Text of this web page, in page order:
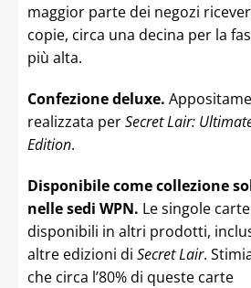
maggior parte dei negozi
copie, circa una decina per la
più alta.
Confezione deluxe.
realizzata perSecret Lair:
Edition.
Disponibile come collezione
nelle sedi WPN. Le singole
disponibili in altri prodotti,
altre edizioni di Secret Lair.
che circa l’80% di queste carte